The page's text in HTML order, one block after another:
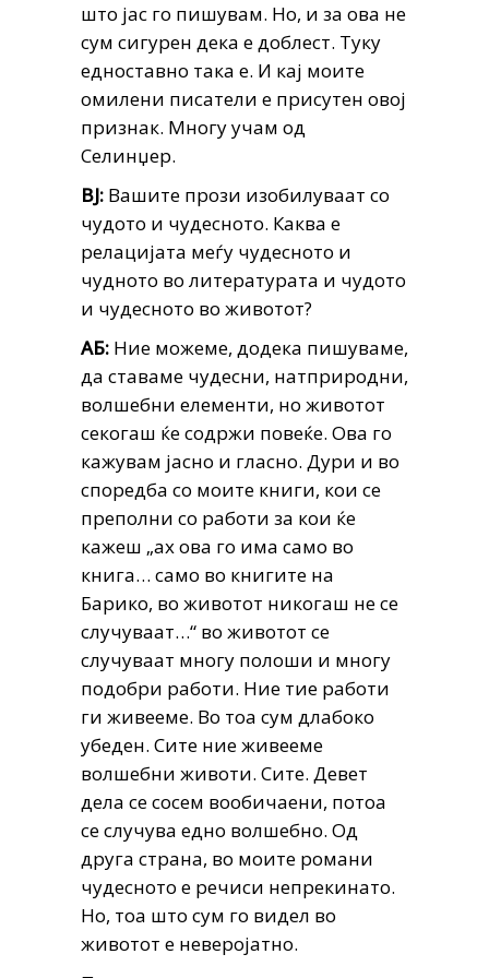
што јас го пишувам. Но, и за ова не
сум сигурен дека е доблест. Туку
едноставно така е. И кај моите
омилени писатели е присутен овој
признак. Многу учам од
Селинџер.
ВЈ: Вашите прози изобилуваат со
чудото и чудесното. Каква е
релацијата меѓу чудесното и
чудното во литературата и чудото
и чудесното во животот?
АБ: Ние можеме, додека пишуваме,
да ставаме чудесни, натприродни,
волшебни елементи, но животот
секогаш ќе содржи повеќе. Ова го
кажувам јасно и гласно. Дури и во
споредба со моите книги, кои се
преполни со работи за кои ќе
кажеш „ах ова го има само во
книга… само во книгите на
Барико, во животот никогаш не се
случуваат…“ во животот се
случуваат многу полоши и многу
подобри работи. Ние тие работи
ги живееме. Во тоа сум длабоко
убеден. Сите ние живееме
волшебни животи. Сите. Девет
дела се сосем вообичаени, потоа
се случува едно волшебно. Од
друга страна, во моите романи
чудесното е речиси непрекинато.
Но, тоа што сум го видел во
животот е неверојатно.